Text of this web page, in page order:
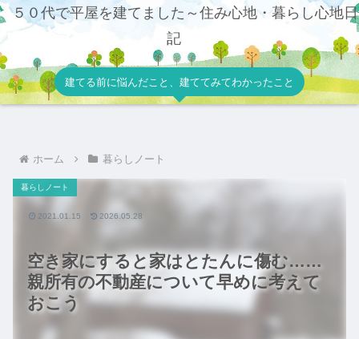
５０代で平屋を建てました～住み心地・暮らし心地日
記
建てる前に悩んだこと、建ててみてわかったこと
ホーム 暮らしノート
空き家にすると家はとたんに傷む……
親所有の不動産について早めに考えて
おこう
暮らしノート
2021.01.15 2026.05.28